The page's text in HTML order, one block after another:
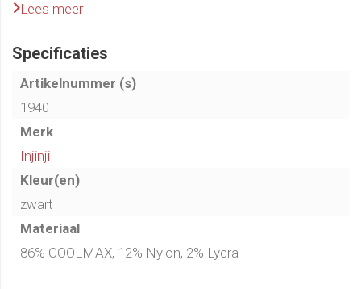
Met elke teen gescheiden, wordt alle huid-op-huid
worden voorkomen.
Samenstelling materiaal: 86% COOLMAX, 12% Nylon, 2%
Lycra
Maatvoering teensokken:
Maat M: Schoenmaat 40.5 - 44
Maat L: Schoenmaat 44.5 – 47
Dikte teensokken:
Lees meer
Specificaties
Artikelnummer (s)
1940
Merk
Injinji
Kleur(en)
zwart
Materiaal
86% COOLMAX, 12% Nylon, 2% Lycra